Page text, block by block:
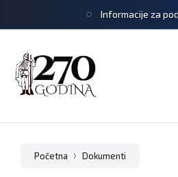
Informacije za
Početna Dokumenti